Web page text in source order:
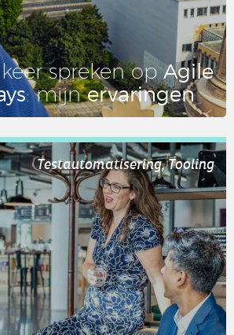
spreken opAgile
: mijner­va­rin­gen
Testautomatisering, Tooling